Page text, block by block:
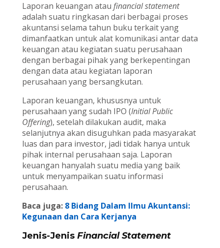
Laporan keuangan atau financial statement
adalah suatu ringkasan dari berbagai proses
akuntansi selama tahun buku terkait yang
dimanfaatkan untuk alat komunikasi antar data
keuangan atau kegiatan suatu perusahaan
dengan berbagai pihak yang berkepentingan
dengan data atau kegiatan laporan
perusahaan yang bersangkutan.
Laporan keuangan, khususnya untuk
perusahaan yang sudah IPO (Initial Public
Offering), setelah dilakukan audit, maka
selanjutnya akan disuguhkan pada masyarakat
luas dan para investor, jadi tidak hanya untuk
pihak internal perusahaan saja. Laporan
keuangan hanyalah suatu media yang baik
untuk menyampaikan suatu informasi
perusahaan.
Baca juga: 8 Bidang Dalam Ilmu Akuntansi:
Kegunaan dan Cara Kerjanya
Jenis-Jenis Financial Statement